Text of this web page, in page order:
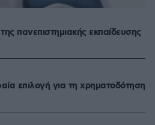
πανεπιστημιακής εκπαίδευσης
επιλογή για τη χρηματοδότηση